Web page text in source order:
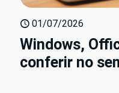
01/07/2026
Windows,
conferir no